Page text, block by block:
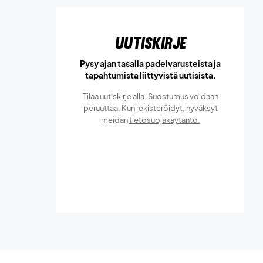
Uutiskirje
Pysy ajan tasalla padelvarusteista ja
tapahtumista liittyvistä uutisista.
Tilaa uutiskirje alla. Suostumus voidaan
peruuttaa. Kun rekisteröidyt, hyväksyt
meidäntietosuojakäytäntö.